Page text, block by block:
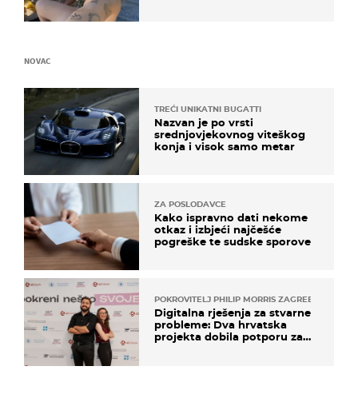
NOVAC
TREĆI UNIKATNI BUGATTI
Nazvan je po vrsti
srednjovjekovnog viteškog
konja i visok samo metar
ZA POSLODAVCE
Kako ispravno dati nekome
otkaz i izbjeći najčešće
pogreške te sudske sporove
POKROVITELJ PHILIP MORRIS ZAGREB
Digitalna rješenja za stvarne
probleme: Dva hrvatska
projekta dobila potporu za